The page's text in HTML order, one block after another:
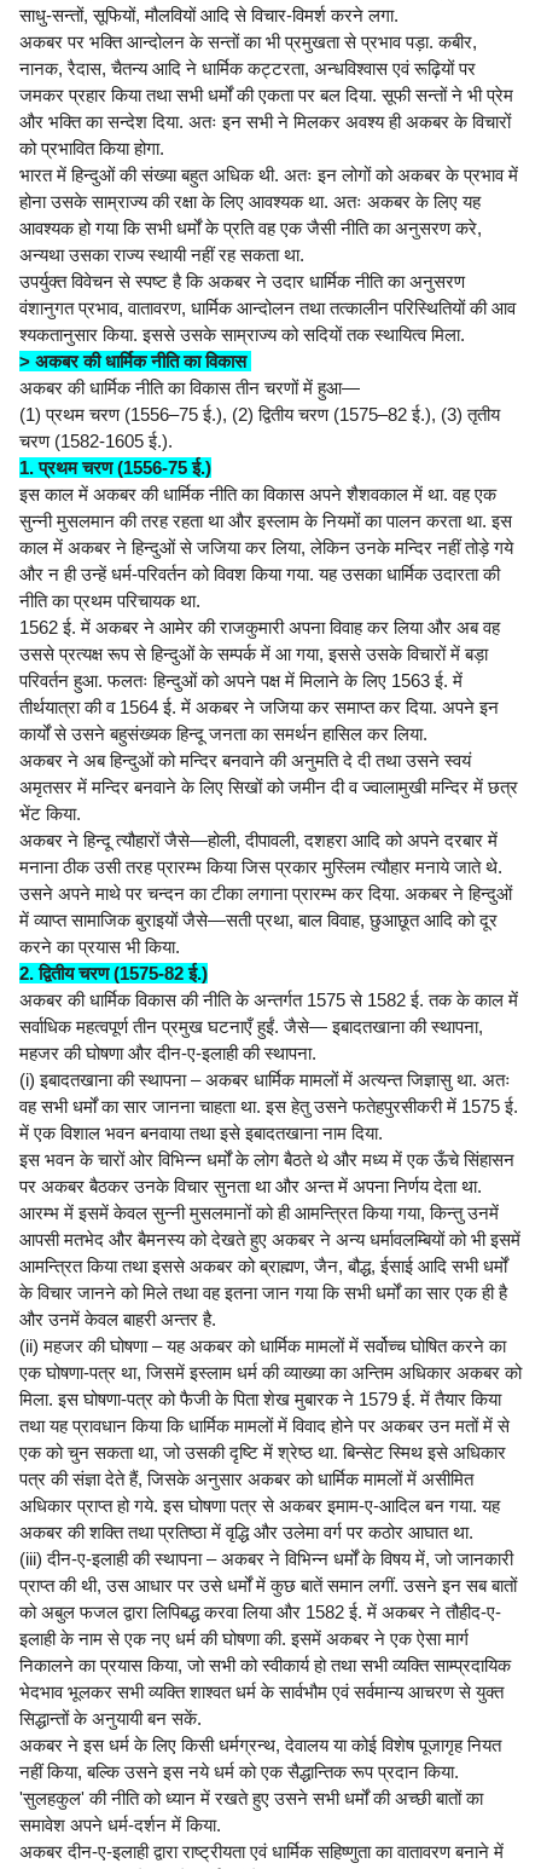
साधु-सन्तों, सूफियों, मौलवियों आदि से विचार-विमर्श करने लगा.
अकबर पर भक्ति आन्दोलन के सन्तों का भी प्रमुखता से प्रभाव पड़ा. कबीर,
नानक, रैदास, चैतन्य आदि ने धार्मिक कट्टरता, अन्धविश्वास एवं रूढ़ियों पर
जमकर प्रहार किया तथा सभी धर्मों की एकता पर बल दिया. सूफी सन्तों ने भी प्रेम
और भक्ति का सन्देश दिया. अतः इन सभी ने मिलकर अवश्य ही अकबर के विचारों
को प्रभावित किया होगा.
भारत में हिन्दुओं की संख्या बहुत अधिक थी. अतः इन लोगों को अकबर के प्रभाव में
होना उसके साम्राज्य की रक्षा के लिए आवश्यक था. अतः अकबर के लिए यह
आवश्यक हो गया कि सभी धर्मों के प्रति वह एक जैसी नीति का अनुसरण करे,
अन्यथा उसका राज्य स्थायी नहीं रह सकता था.
उपर्युक्त विवेचन से स्पष्ट है कि अकबर ने उदार धार्मिक नीति का अनुसरण
वंशानुगत प्रभाव, वातावरण, धार्मिक आन्दोलन तथा तत्कालीन परिस्थितियों की आव
श्यकतानुसार किया. इससे उसके साम्राज्य को सदियों तक स्थायित्व मिला.
> अकबर की धार्मिक नीति का विकास
अकबर की धार्मिक नीति का विकास तीन चरणों में हुआ—
(1) प्रथम चरण (1556–75 ई.), (2) द्वितीय चरण (1575–82 ई.), (3) तृतीय
चरण (1582-1605 ई.).
1. प्रथम चरण (1556-75 ई.)
इस काल में अकबर की धार्मिक नीति का विकास अपने शैशवकाल में था. वह एक
सुन्नी मुसलमान की तरह रहता था और इस्लाम के नियमों का पालन करता था. इस
काल में अकबर ने हिन्दुओं से जजिया कर लिया, लेकिन उनके मन्दिर नहीं तोड़े गये
और न ही उन्हें धर्म-परिवर्तन को विवश किया गया. यह उसका धार्मिक उदारता की
नीति का प्रथम परिचायक था.
1562 ई. में अकबर ने आमेर की राजकुमारी अपना विवाह कर लिया और अब वह
उससे प्रत्यक्ष रूप से हिन्दुओं के सम्पर्क में आ गया, इससे उसके विचारों में बड़ा
परिवर्तन हुआ. फलतः हिन्दुओं को अपने पक्ष में मिलाने के लिए 1563 ई. में
तीर्थयात्रा की व 1564 ई. में अकबर ने जजिया कर समाप्त कर दिया. अपने इन
कार्यों से उसने बहुसंख्यक हिन्दू जनता का समर्थन हासिल कर लिया.
अकबर ने अब हिन्दुओं को मन्दिर बनवाने की अनुमति दे दी तथा उसने स्वयं
अमृतसर में मन्दिर बनवाने के लिए सिखों को जमीन दी व ज्वालामुखी मन्दिर में छत्र
भेंट किया.
अकबर ने हिन्दू त्यौहारों जैसे—होली, दीपावली, दशहरा आदि को अपने दरबार में
मनाना ठीक उसी तरह प्रारम्भ किया जिस प्रकार मुस्लिम त्यौहार मनाये जाते थे.
उसने अपने माथे पर चन्दन का टीका लगाना प्रारम्भ कर दिया. अकबर ने हिन्दुओं
में व्याप्त सामाजिक बुराइयों जैसे—सती प्रथा, बाल विवाह, छुआछूत आदि को दूर
करने का प्रयास भी किया.
2. द्वितीय चरण (1575-82 ई.)
अकबर की धार्मिक विकास की नीति के अन्तर्गत 1575 से 1582 ई. तक के काल में
सर्वाधिक महत्वपूर्ण तीन प्रमुख घटनाएँ हुईं. जैसे— इबादतखाना की स्थापना,
महजर की घोषणा और दीन-ए-इलाही की स्थापना.
(i) इबादतखाना की स्थापना – अकबर धार्मिक मामलों में अत्यन्त जिज्ञासु था. अतः
वह सभी धर्मों का सार जानना चाहता था. इस हेतु उसने फतेहपुरसीकरी में 1575 ई.
में एक विशाल भवन बनवाया तथा इसे इबादतखाना नाम दिया.
इस भवन के चारों ओर विभिन्न धर्मों के लोग बैठते थे और मध्य में एक ऊँचे सिंहासन
पर अकबर बैठकर उनके विचार सुनता था और अन्त में अपना निर्णय देता था.
आरम्भ में इसमें केवल सुन्नी मुसलमानों को ही आमन्त्रित किया गया, किन्तु उनमें
आपसी मतभेद और बैमनस्य को देखते हुए अकबर ने अन्य धर्मावलम्बियों को भी इसमें
आमन्त्रित किया तथा इससे अकबर को ब्राह्मण, जैन, बौद्ध, ईसाई आदि सभी धर्मों
के विचार जानने को मिले तथा वह इतना जान गया कि सभी धर्मों का सार एक ही है
और उनमें केवल बाहरी अन्तर है.
(ii) महजर की घोषणा – यह अकबर को धार्मिक मामलों में सर्वोच्च घोषित करने का
एक घोषणा-पत्र था, जिसमें इस्लाम धर्म की व्याख्या का अन्तिम अधिकार अकबर को
मिला. इस घोषणा-पत्र को फैजी के पिता शेख मुबारक ने 1579 ई. में तैयार किया
तथा यह प्रावधान किया कि धार्मिक मामलों में विवाद होने पर अकबर उन मतों में से
एक को चुन सकता था, जो उसकी दृष्टि में श्रेष्ठ था. बिन्सेट स्मिथ इसे अधिकार
पत्र की संज्ञा देते हैं, जिसके अनुसार अकबर को धार्मिक मामलों में असीमित
अधिकार प्राप्त हो गये. इस घोषणा पत्र से अकबर इमाम-ए-आदिल बन गया. यह
अकबर की शक्ति तथा प्रतिष्ठा में वृद्धि और उलेमा वर्ग पर कठोर आघात था.
(iii) दीन-ए-इलाही की स्थापना – अकबर ने विभिन्न धर्मों के विषय में, जो जानकारी
प्राप्त की थी, उस आधार पर उसे धर्मों में कुछ बातें समान लगीं. उसने इन सब बातों
को अबुल फजल द्वारा लिपिबद्ध करवा लिया और 1582 ई. में अकबर ने तौहीद-ए-
इलाही के नाम से एक नए धर्म की घोषणा की. इसमें अकबर ने एक ऐसा मार्ग
निकालने का प्रयास किया, जो सभी को स्वीकार्य हो तथा सभी व्यक्ति साम्प्रदायिक
भेदभाव भूलकर सभी व्यक्ति शाश्वत धर्म के सार्वभौम एवं सर्वमान्य आचरण से युक्त
सिद्धान्तों के अनुयायी बन सकें.
अकबर ने इस धर्म के लिए किसी धर्मग्रन्थ, देवालय या कोई विशेष पूजागृह नियत
नहीं किया, बल्कि उसने इस नये धर्म को एक सैद्धान्तिक रूप प्रदान किया.
'सुलहकुल' की नीति को ध्यान में रखते हुए उसने सभी धर्मों की अच्छी बातों का
समावेश अपने धर्म-दर्शन में किया.
अकबर दीन-ए-इलाही द्वारा राष्ट्रीयता एवं धार्मिक सहिष्णुता का वातावरण बनाने में